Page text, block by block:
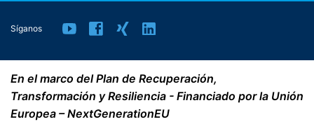
Síganos
En el marco del Plan de Recuperación,
Transformación y Resiliencia - Financiado por la Unión
Europea – NextGenerationEU
dato de Google.
Puede evitar que estas cookies se almacenen
seleccionando la configuración adecuada en su
navegador. Sin embargo, queremos señalar que hacerlo
puede significar que no podrá disfrutar de la plena